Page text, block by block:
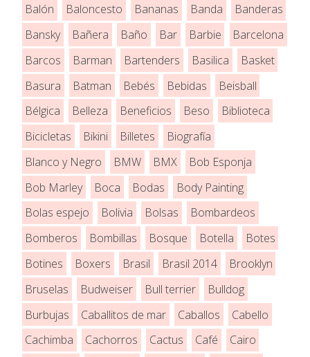
Balón
Baloncesto Bananas Banda
Banderas
Bansky
Bañera Baño Bar Barbie
Barcelona
Barcos
Barman Bartenders Basilica
Basket
Basura
Batman Bebés Bebidas
Beisball
Bélgica
Belleza Beneficios Beso
Biblioteca
Bicicletas
Bikini Billetes
Biografía
Blanco y Negro
BMW BMX
Bob Esponja
Bob Marley
Boca Bodas
Body Painting
Bolas espejo
Bolivia Bolsas
Bombardeos
Bomberos
Bombillas Bosque Botella
Botes
Botines
Boxers Brasil Brasil 2014
Brooklyn
Bruselas
Budweiser Bull terrier
Bulldog
Burbujas
Caballitos de mar Caballos
Cabello
Cachimba
Cachorros Cactus Café
Cairo